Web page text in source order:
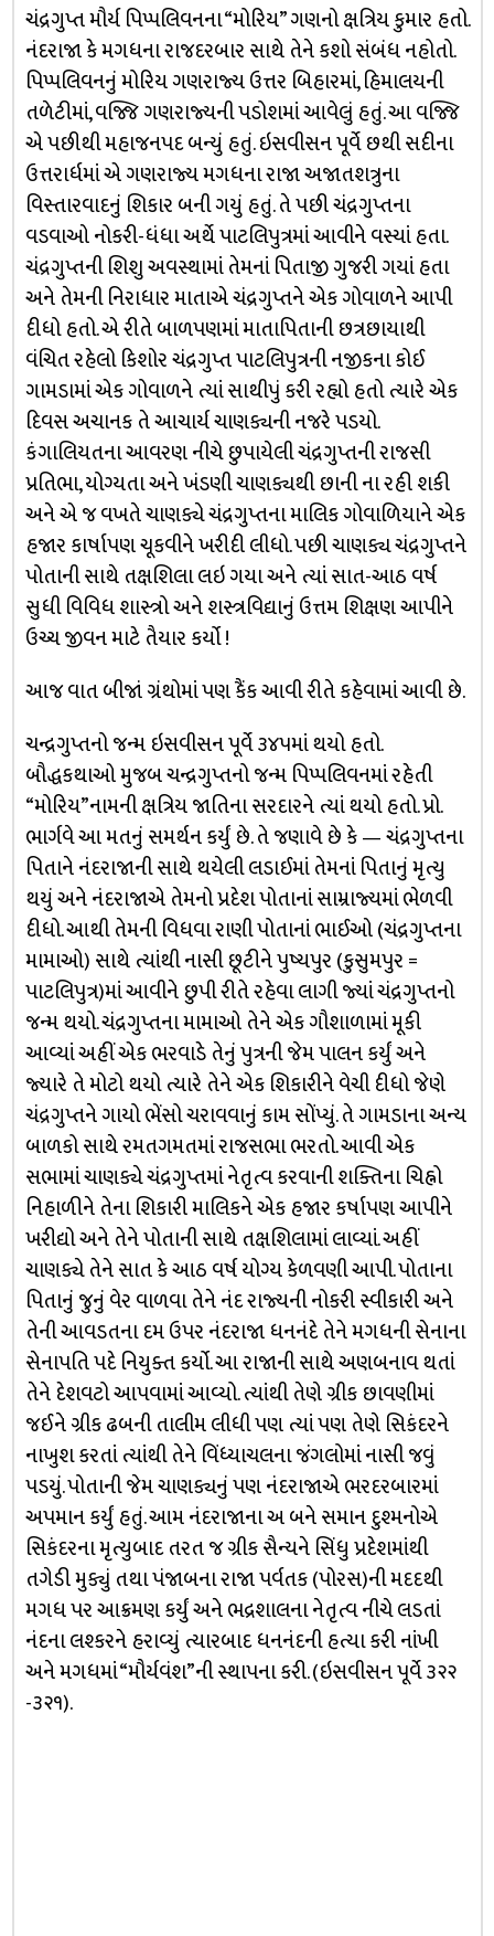
ચંદ્રગુપ્ત મૌર્ય પિપ્પલિવનના “મોરિય” ગણનો ક્ષત્રિય કુમાર હતો.
નંદરાજા કે મગધના રાજદરબાર સાથે તેને કશો સંબંધ નહોતો.
પિપ્પલિવનનું મોરિય ગણરાજ્ય ઉત્તર બિહારમાં, હિમાલયની
તળેટીમાં, વજ્જિ ગણરાજ્યની પડોશમાં આવેલું હતું. આ વજ્જિ
એ પછીથી મહાજનપદ બન્યું હતું. ઇસવીસન પૂર્વે છથી સદીના
ઉત્તરાર્ધમાં એ ગણરાજ્ય મગધના રાજા અજાતશત્રુના
વિસ્તારવાદનું શિકાર બની ગયું હતું. તે પછી ચંદ્રગુપ્તના
વડવાઓ નોકરી-ધંધા અર્થે પાટલિપુત્રમાં આવીને વસ્યાં હતા.
ચંદ્રગુપ્તની શિશુ અવસ્થામાં તેમનાં પિતાજી ગુજરી ગયાં હતા
અને તેમની નિરાધાર માતાએ ચંદ્રગુપ્તને એક ગોવાળને આપી
દીધો હતો. એ રીતે બાળપણમાં માતાપિતાની છત્રછાયાથી
વંચિત રહેલો કિશોર ચંદ્રગુપ્ત પાટલિપુત્રની નજીકના કોઈ
ગામડામાં એક ગોવાળને ત્યાં સાથીપું કરી રહ્યો હતો ત્યારે એક
દિવસ અચાનક તે આચાર્ય ચાણક્યની નજરે પડયો.
કંગાલિયતના આવરણ નીચે છુપાયેલી ચંદ્રગુપ્તની રાજસી
પ્રતિભા, યોગ્યતા અને ખંડણી ચાણક્યથી છાની ના રહી શકી
અને એ જ વખતે ચાણક્યે ચંદ્રગુપ્તના માલિક ગોવાળિયાને એક
હજાર કાર્ષાપણ ચૂકવીને ખરીદી લીધો. પછી ચાણક્ય ચંદ્રગુપ્તને
પોતાની સાથે તક્ષશિલા લઇ ગયા અને ત્યાં સાત-આઠ વર્ષ
સુધી વિવિધ શાસ્ત્રો અને શસ્ત્રવિદ્યાનું ઉત્તમ શિક્ષણ આપીને
ઉચ્ચ જીવન માટે તૈયાર કર્યો !
આજ વાત બીજાં ગ્રંથોમાં પણ કૈંક આવી રીતે કહેવામાં આવી છે.
ચન્દ્રગુપ્તનો જન્મ ઇસવીસન પૂર્વે ૩૪૫માં થયો હતો.
બૌદ્ધકથાઓ મુજબ ચન્દ્રગુપ્તનો જન્મ પિપ્પલિવનમાં રહેતી
“મોરિય”નામની ક્ષત્રિય જાતિના સરદારને ત્યાં થયો હતો. પ્રો.
ભાર્ગવે આ મતનું સમર્થન કર્યું છે. તે જણાવે છે કે — ચંદ્રગુપ્તના
પિતાને નંદરાજાની સાથે થયેલી લડાઈમાં તેમનાં પિતાનું મૃત્યુ
થયું અને નંદરાજાએ તેમનો પ્રદેશ પોતાનાં સામ્રાજ્યમાં ભેળવી
દીધો. આથી તેમની વિધવા રાણી પોતાનાં ભાઈઓ (ચંદ્રગુપ્તના
મામાઓ) સાથે ત્યાંથી નાસી છૂટીને પુષ્યપુર (કુસુમપુર =
પાટલિપુત્ર)માં આવીને છુપી રીતે રહેવા લાગી જ્યાં ચંદ્રગુપ્તનો
જન્મ થયો. ચંદ્રગુપ્તના મામાઓ તેને એક ગૌશાળામાં મૂકી
આવ્યાં અહીં એક ભરવાડે તેનું પુત્રની જેમ પાલન કર્યું અને
જ્યારે તે મોટો થયો ત્યારે તેને એક શિકારીને વેચી દીધો જેણે
ચંદ્રગુપ્તને ગાયો ભેંસો ચરાવવાનું કામ સોંપ્યું. તે ગામડાના અન્ય
બાળકો સાથે રમતગમતમાં રાજસભા ભરતો. આવી એક
સભામાં ચાણક્યે ચંદ્રગુપ્તમાં નેતૃત્વ કરવાની શક્તિના ચિહ્નો
નિહાળીને તેના શિકારી માલિકને એક હજાર કર્ષાપણ આપીને
ખરીદ્યો અને તેને પોતાની સાથે તક્ષશિલામાં લાવ્યાં. અહીં
ચાણક્યે તેને સાત કે આઠ વર્ષ યોગ્ય કેળવણી આપી. પોતાના
પિતાનું જુનું વેર વાળવા તેને નંદ રાજ્યની નોકરી સ્વીકારી અને
તેની આવડતના દમ ઉપર નંદરાજા ધનનંદે તેને મગધની સેનાના
સેનાપતિ પદે નિયુક્ત કર્યો. આ રાજાની સાથે અણબનાવ થતાં
તેને દેશવટો આપવામાં આવ્યો. ત્યાંથી તેણે ગ્રીક છાવણીમાં
જઈને ગ્રીક ઢબની તાલીમ લીધી પણ ત્યાં પણ તેણે સિકંદરને
નાખુશ કરતાં ત્યાંથી તેને વિંધ્યાચલના જંગલોમાં નાસી જવું
પડયું. પોતાની જેમ ચાણક્યનું પણ નંદરાજાએ ભરદરબારમાં
અપમાન કર્યું હતું. આમ નંદરાજાના અ બને સમાન દુશ્મનોએ
સિકંદરના મૃત્યુબાદ તરત જ ગ્રીક સૈન્યને સિંધુ પ્રદેશમાંથી
તગેડી મુક્યું તથા પંજાબના રાજા પર્વતક (પોરસ)ની મદદથી
મગધ પર આક્રમણ કર્યું અને ભદ્રશાલના નેતૃત્વ નીચે લડતાં
નંદના લશ્કરને હરાવ્યું ત્યારબાદ ધનનંદની હત્યા કરી નાંખી
અને મગધમાં “મૌર્યવંશ”ની સ્થાપના કરી. (ઇસવીસન પૂર્વે ૩૨૨
-૩૨૧).